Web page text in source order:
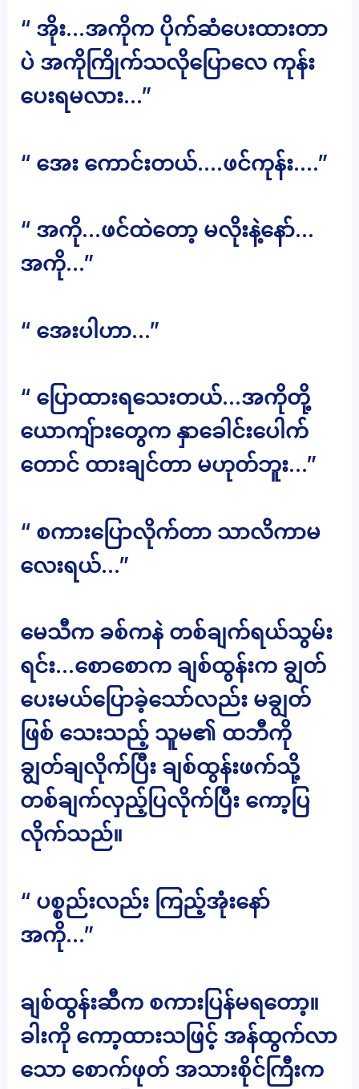
“ အိုး…အကိုက ပိုက်ဆံပေးထားတာ
ပဲ အကိုကြိုက်သလိုပြောလေ ကုန်း
ပေးရမလား…”
“ အေး ကောင်းတယ်….ဖင်ကုန်း….”
“ အကို…ဖင်ထဲတော့ မလိုးနဲ့နော်…
အကို…”
“ အေးပါဟာ…”
“ ပြောထားရသေးတယ်…အကိုတို့
ယောကျ်ားတွေက နှာခေါင်းပေါက်
တောင် ထားချင်တာ မဟုတ်ဘူး…”
“ စကားပြောလိုက်တာ သာလိကာမ
လေးရယ်…”
မေသီက ခစ်ကနဲ တစ်ချက်ရယ်သွမ်း
ရင်း…စောစောက ချစ်ထွန်းက ချွတ်
ပေးမယ်ပြောခဲ့သော်လည်း မချွတ်
ဖြစ် သေးသည့် သူမ၏ ထဘီကို
ချွတ်ချလိုက်ပြီး ချစ်ထွန်းဖက်သို့
တစ်ချက်လှည့်ပြလိုက်ပြီး ကော့ပြ
လိုက်သည်။
“ ပစ္စည်းလည်း ကြည့်အုံးနော်
အကို…”
ချစ်ထွန်းဆီက စကားပြန်မရတော့။
ခါးကို ကော့ထားသဖြင့် အန်ထွက်လာ
သော စောက်ဖုတ် အသားစိုင်ကြီးက